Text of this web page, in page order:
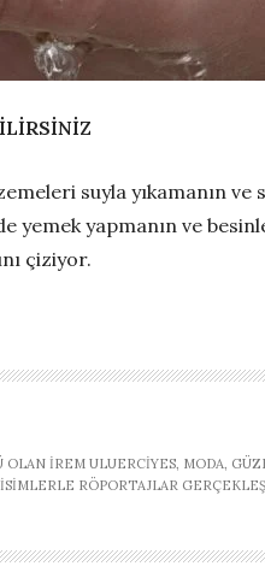
suyla yıkamanın
yemek yapmanın ve
çiziyor.
OLAN İREM ULUERCIYES, MODA,
RÖPORTAJLAR